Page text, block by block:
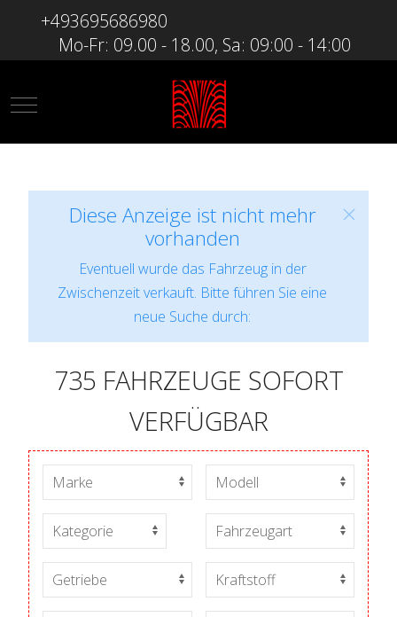
+493695686980
Mo-Fr: 09.00 - 18.00, Sa: 09:00 - 14:00
Mobile Menu Toggle
Diese Anzeige ist nicht mehr
vorhanden
Eventuell wurde das Fahrzeug in der
Zwischenzeit verkauft. Bitte führen Sie eine
neue Suche durch:
735 FAHRZEUGE SOFORT
VERFÜGBAR